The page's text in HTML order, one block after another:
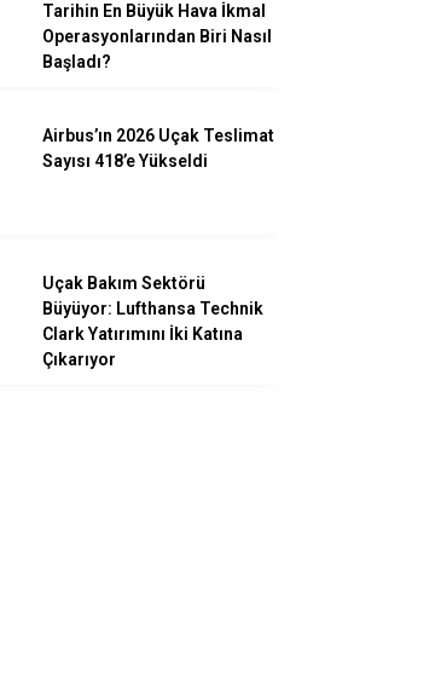
Tarihin En Büyük Hava İkmal
Operasyonlarından Biri Nasıl
Başladı?
Airbus’ın 2026 Uçak Teslimat
Sayısı 418’e Yükseldi
Uçak Bakım Sektörü
Büyüyor: Lufthansa Technik
Clark Yatırımını İki Katına
Çıkarıyor